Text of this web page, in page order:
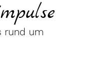
rund um